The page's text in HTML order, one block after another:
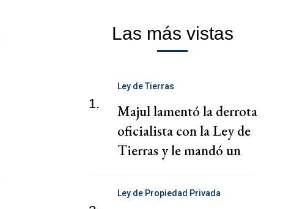
Las más vistas
1.
Ley de Tierras
Majul lamentó la derrota
oficialista con la Ley de
Tierras y le mandó un
Ley de Propiedad Privada